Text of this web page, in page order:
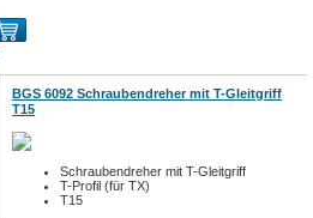
BGS 6092 Schraubendreher mit T-Gleitgriff
T15
Schraubendreher mit T-Gleitgriff
T-Profil (für TX)
T15